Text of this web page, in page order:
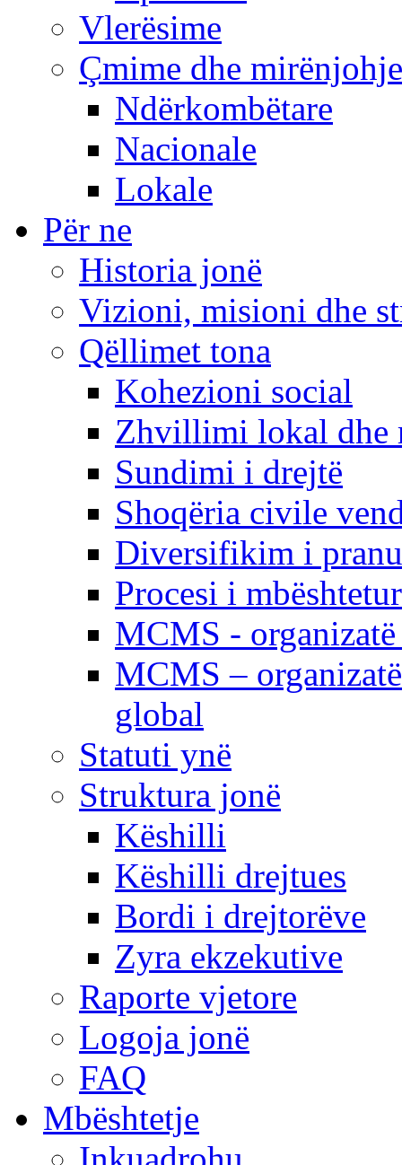
Vlerësime
Çmime dhe mirënjohje
Ndërkombëtare
Nacionale
Lokale
Për ne
Historia jonë
Vizioni, misioni dhe
Qëllimet tona
Kohezioni social
Zhvillimi lokal dhe
Sundimi i drejtë
Shoqëria civile
Diversifikim i
Procesi i
MCMS -
MCMS –
global
Statuti ynë
Struktura jonë
Këshilli
Këshilli drejtues
Bordi i drejtorëve
Zyra ekzekutive
Raporte vjetore
Logoja jonë
FAQ
Mbështetje